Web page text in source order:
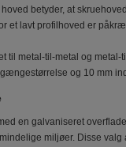
betyder, at
et lavt profilhoved er
til metal-til-metal og
og 10 mm
en galvaniseret
miljøer. Disse